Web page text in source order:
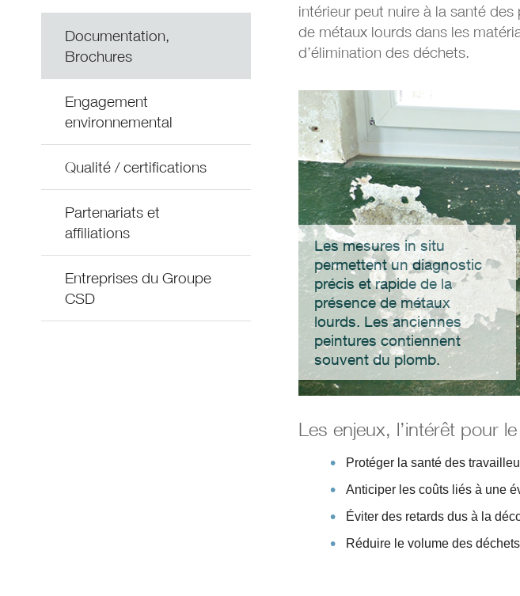
Documentation,
Brochures
Engagement
environnemental
Qualité / certifications
Partenariats et
affiliations
Entreprises du Groupe
CSD
intérieur peut nuire à la santé
de métaux lourds dans les
d’élimination des déchets.
Les mesures in situ
permettent un diagnostic
précis et rapide de la
présence de métaux
lourds. Les anciennes
peintures contiennent
souvent du plomb.
Les enjeux, l’intérêt pour
Protéger la santé des
Anticiper les coûts liés à une
Éviter des retards dus à la
Réduire le volume des